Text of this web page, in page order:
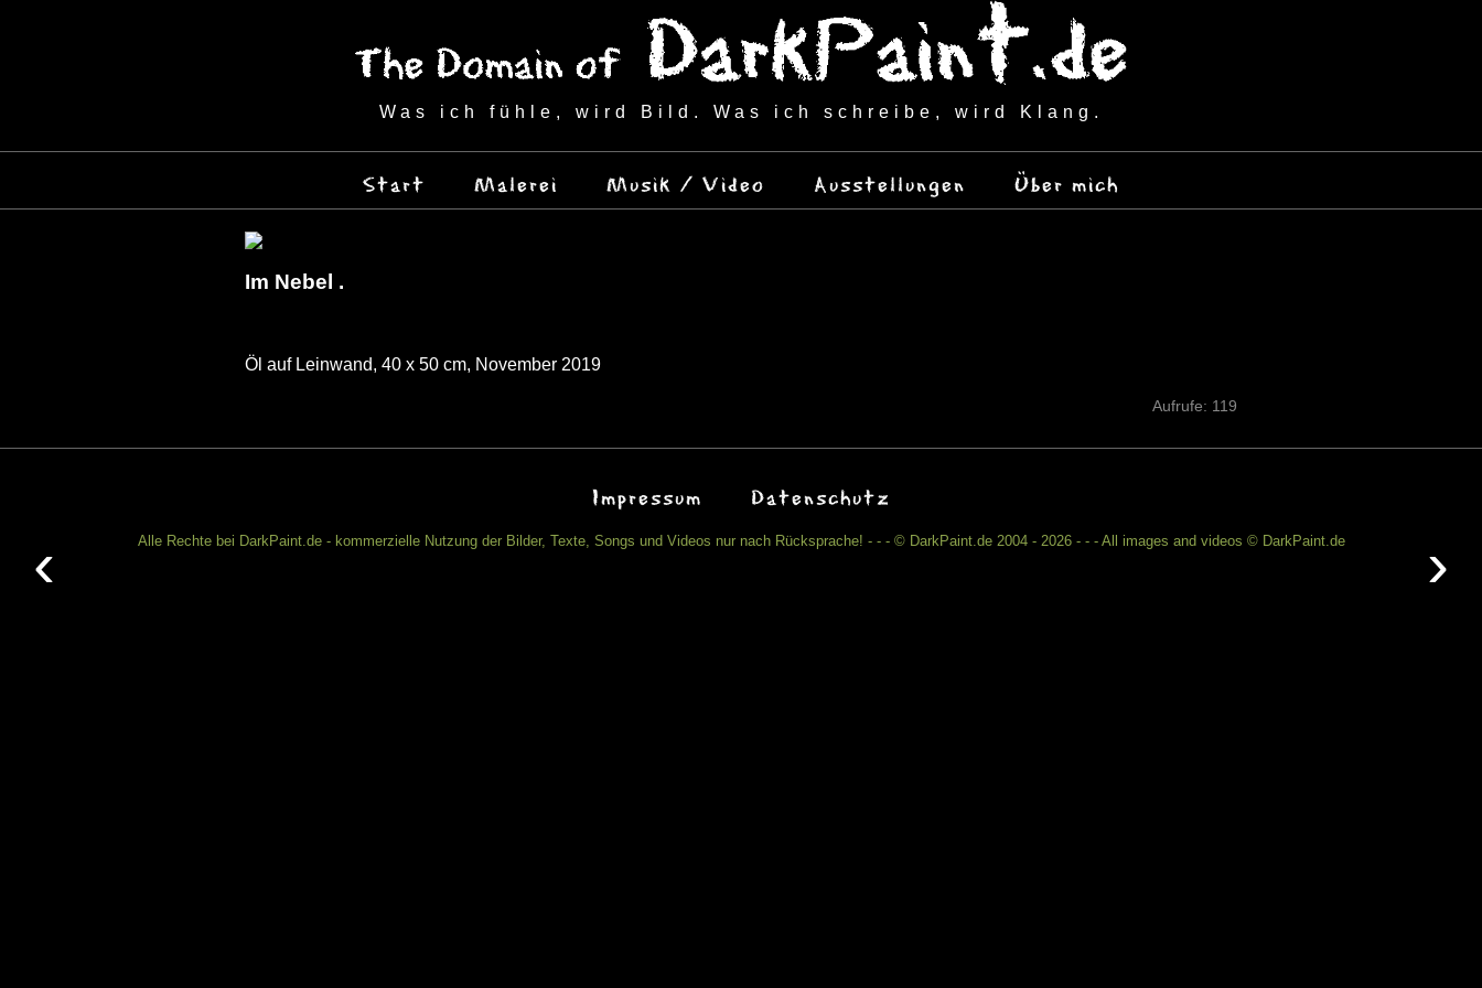
Was ich fühle, wird Bild. Was ich schreibe, wird Klang.
Start Malerei Musik / Video Ausstellungen Über mich
‹ ›
Im Nebel .
Öl auf Leinwand, 40 x 50 cm, November 2019
Aufrufe: 119
Impressum Datenschutz
Alle Rechte bei DarkPaint.de - kommerzielle Nutzung der Bilder, Texte, Songs und Videos nur nach Rücksprache! - - - © DarkPaint.de 2004 - 2026 - - - All images and videos © DarkPaint.de